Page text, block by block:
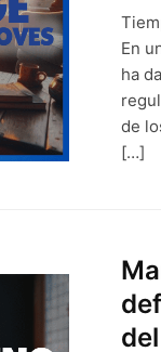
En
ha
de
[…]